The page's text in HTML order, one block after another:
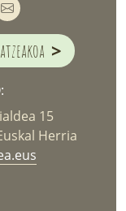
>
15
Herria